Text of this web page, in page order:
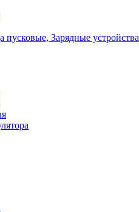
Зарядные устройства